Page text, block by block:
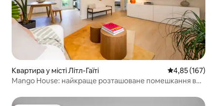
Квартира у місті Літл-Гаїті Середня
4,85 (167)
Mango House: найкраще розташоване помешкання в